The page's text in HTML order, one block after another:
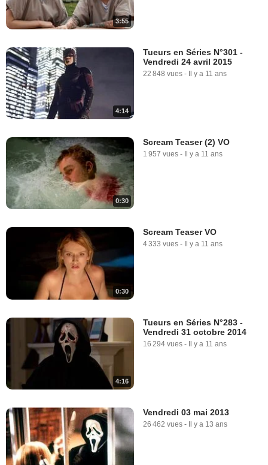
3:55
4:14
Tueurs en Séries N°301 -
Vendredi 24 avril 2015
22 848 vues - Il y a 11 ans
0:30
Scream Teaser (2) VO
1 957 vues - Il y a 11 ans
0:30
Scream Teaser VO
4 333 vues - Il y a 11 ans
4:16
Tueurs en Séries N°283 -
Vendredi 31 octobre 2014
16 294 vues - Il y a 11 ans
Vendredi 03 mai 2013
26 462 vues - Il y a 13 ans